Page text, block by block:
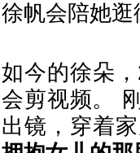
徐帆会陪她
如今的徐朵
会剪视频。
出镜，穿着